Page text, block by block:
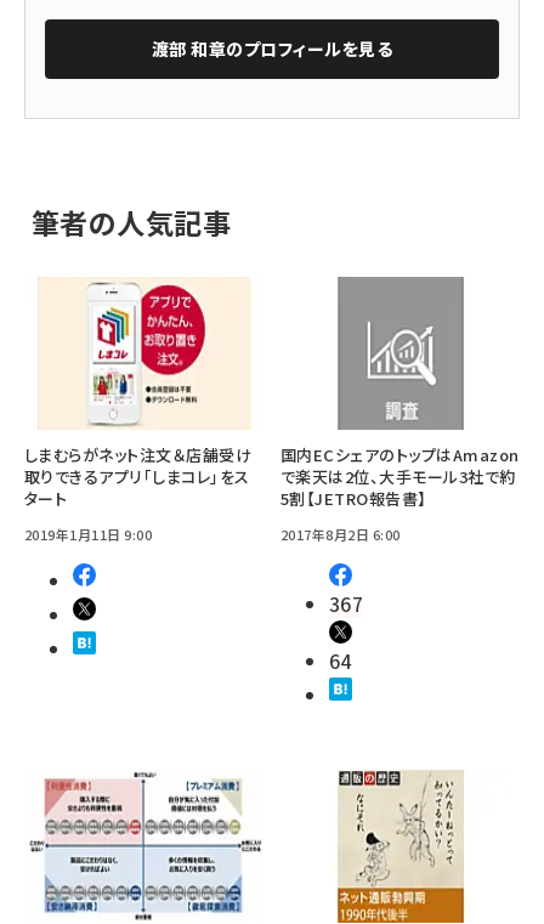
渡部 和章のプロフィールを見る
筆者の人気記事
しまむらがネット注文＆店舗受け
取りできるアプリ「しまコレ」をス
タート
2019年1月11日 9:00
国内ECシェアのトップはAmazon
で楽天は2位、大手モール3社で約
5割【JETRO報告書】
2017年8月2日 6:00
367
64